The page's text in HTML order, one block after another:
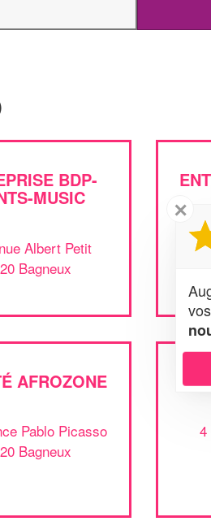
BDP-
MUSIC
Albert Petit
Bagneux
AFROZONE
Pablo Picasso
Bagneux
4
✕
vos